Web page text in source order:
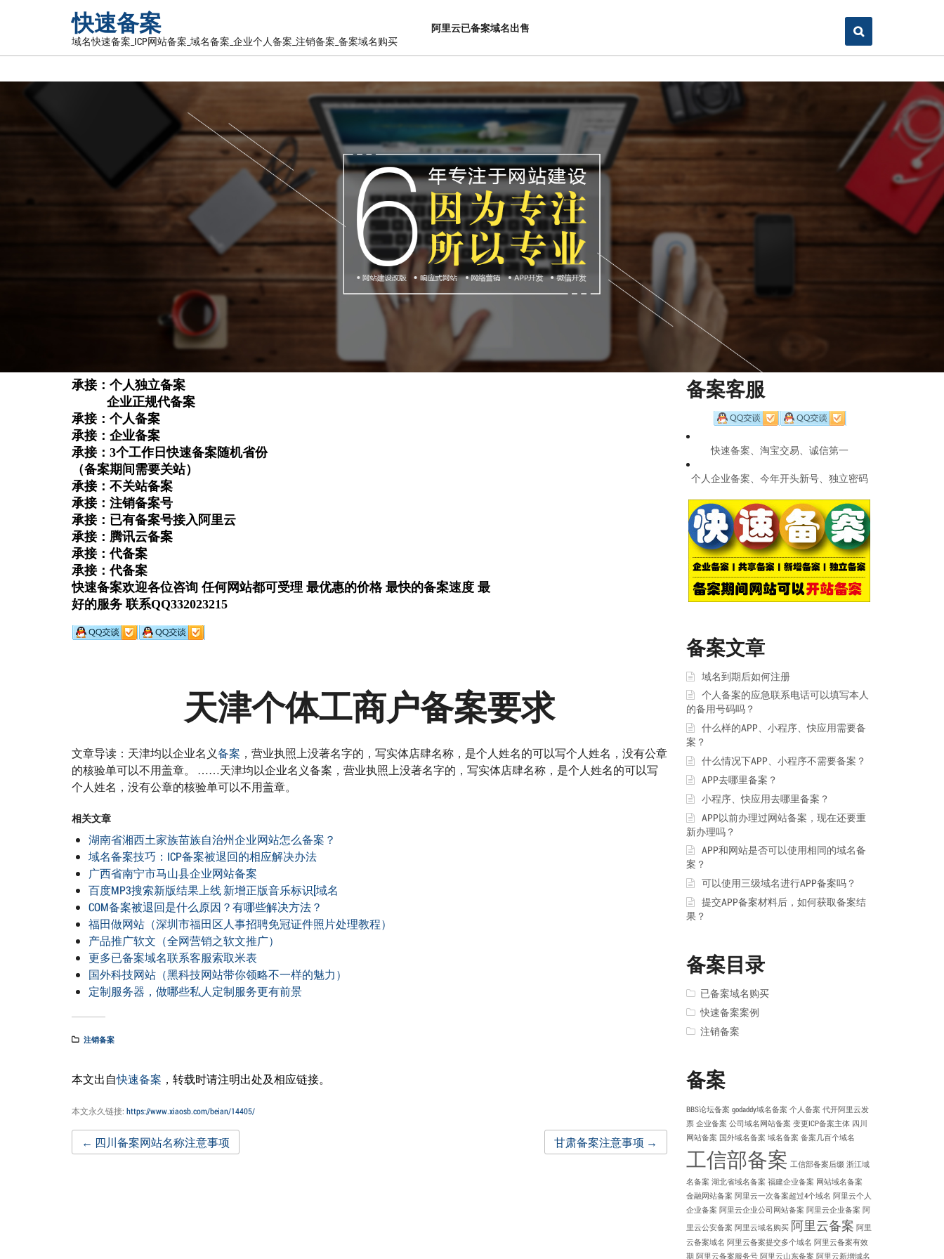
快速备案
域名快速备案_ICP网站备案_域名备案_企业个人备案_注销备案_备案域名购买
阿里云已备案域名出售
天津个体工商户备案要求
文章导读：天津均以企业名义备案 ，营业执照上没著名字的，写实体店肆名称，是个人姓名的可以写个人姓名，没有公章
的核验单可以不用盖章。 ……天津均以企业名义备案，营业执照上没著名字的，写实体店肆名称，是个人姓名的可以写
个人姓名，没有公章的核验单可以不用盖章。
相关文章
湖南省湘西土家族苗族自治州企业网站怎么备案？
域名备案技巧：ICP备案被退回的相应解决办法
广西省南宁市马山县企业网站备案
百度MP3搜索新版结果上线 新增正版音乐标识[域名
COM备案被退回是什么原因？有哪些解决方法？
福田做网站（深圳市福田区人事招聘免冠证件照片处理教程）
产品推广软文（全网营销之软文推广）
更多已备案域名联系客服索取米表
国外科技网站（黑科技网站带你领略不一样的魅力）
定制服务器，做哪些私人定制服务更有前景
注销备案
本文出自快速备案 ，转载时请注明出处及相应链接。
本文永久链接: https://www.xiaosb.com/beian/14405/
Post
← 四川备案网站名称注意事项 甘肃备案注意事项 →
备案客服
快速备案、淘宝交易、诚信第一
个人企业备案、今年开头新号、独立密码
备案文章
域名到期后如何注册
个人备案的应急联系电话可以填写本人
的备用号码吗？
什么样的APP、小程序、快应用需要备
案？
什么情况下APP、小程序不需要备案？
APP去哪里备案？
小程序、快应用去哪里备案？
APP以前办理过网站备案，现在还要重
新办理吗？
APP和网站是否可以使用相同的域名备
案？
可以使用三级域名进行APP备案吗？
提交APP备案材料后，如何获取备案结
果？
备案目录
已备案域名购买
快速备案案例
注销备案
备案
BBS论坛备案 godaddy域名备案 个人备案 代开阿里云发
票 企业备案 公司域名网站备案 变更ICP备案主体 四川
网站备案 国外域名备案 域名备案 备案几百个域名
工信部备案 工信部备案后缀 浙江域
名备案 湖北省域名备案 福建企业备案 网站域名备案
金融网站备案 阿里云一次备案超过4个域名 阿里云个人
企业备案 阿里云企业公司网站备案 阿里云企业备案 阿
里云公安备案 阿里云域名购买 阿里云备案 阿里
云备案域名 阿里云备案提交多个域名 阿里云备案有效
期 阿里云备案服务号 阿里云山东备案 阿里云新增域名